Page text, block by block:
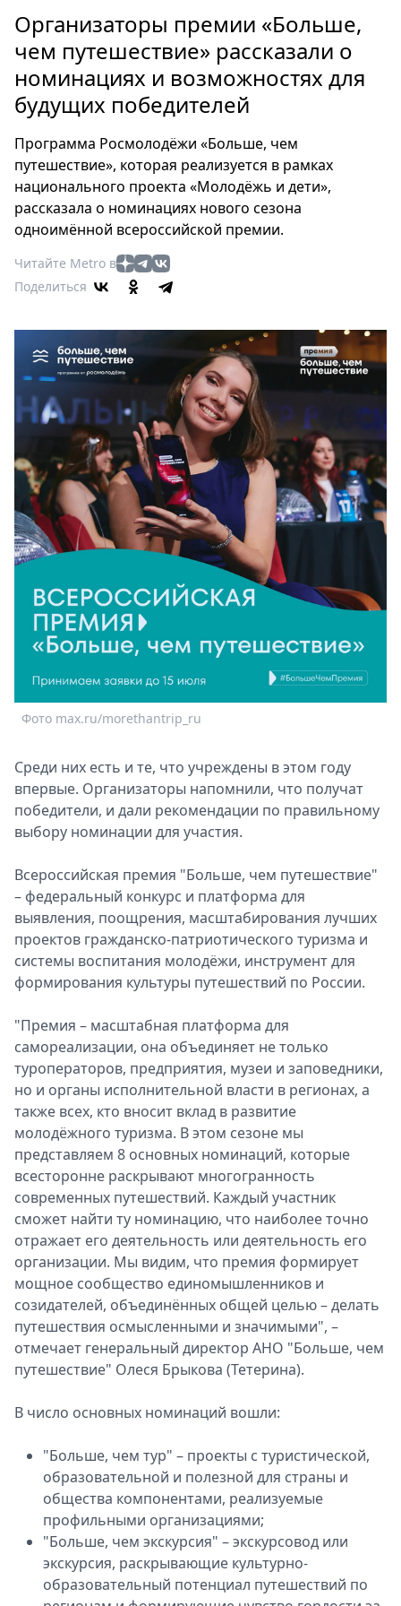
Россия
Мир
Здоровье
Еда
Мода
Театр
Кино
Афиша
Книги
Выставки
Пресс-
релизы
О
Metro
Стримы
Спецпроекты
Звезды
Выборы
2026
Скачай
Metro
Организаторы премии «Больше,
чем путешествие» рассказали о
номинациях и возможностях для
будущих победителей
Программа Росмолодёжи «Больше, чем
путешествие», которая реализуется в рамках
национального проекта «Молодёжь и дети»,
рассказала о номинациях нового сезона
одноимённой всероссийской премии.
Читайте Metro в
Поделиться
Фото max.ru/morethantrip_ru
Среди них есть и те, что учреждены в этом году
впервые. Организаторы напомнили, что получат
победители, и дали рекомендации по правильному
выбору номинации для участия.
Всероссийская премия "Больше, чем путешествие"
– федеральный конкурс и платформа для
выявления, поощрения, масштабирования лучших
проектов гражданско-патриотического туризма и
системы воспитания молодёжи, инструмент для
формирования культуры путешествий по России.
"Премия – масштабная платформа для
самореализации, она объединяет не только
туроператоров, предприятия, музеи и заповедники,
но и органы исполнительной власти в регионах, а
также всех, кто вносит вклад в развитие
молодёжного туризма. В этом сезоне мы
представляем 8 основных номинаций, которые
всесторонне раскрывают многогранность
современных путешествий. Каждый участник
сможет найти ту номинацию, что наиболее точно
отражает его деятельность или деятельность его
организации. Мы видим, что премия формирует
мощное сообщество единомышленников и
созидателей, объединённых общей целью – делать
путешествия осмысленными и значимыми", –
отмечает генеральный директор АНО "Больше, чем
путешествие" Олеся Брыкова (Тетерина).
В число основных номинаций вошли:
"Больше, чем тур" – проекты с туристической,
образовательной и полезной для страны и
общества компонентами, реализуемые
профильными организациями;
"Больше, чем экскурсия" – экскурсовод или
экскурсия, раскрывающие культурно-
образовательный потенциал путешествий по